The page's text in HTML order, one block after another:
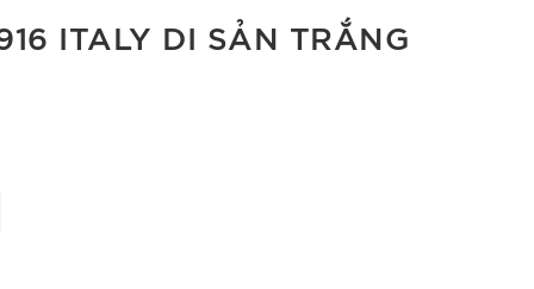
ITALY DI SẢN TRẮNG